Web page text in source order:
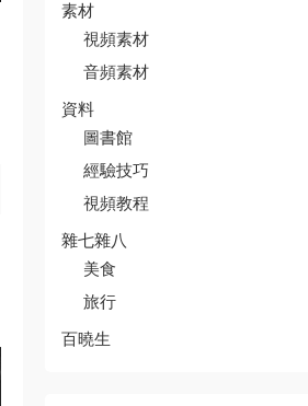
素材
視頻素材
音頻素材
資料
圖書館
經驗技巧
視頻教程
雜七雜八
美食
旅行
百曉生